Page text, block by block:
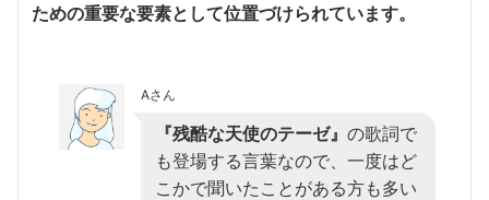
ための重要な要素として位置づけられています。
Aさん
『残酷な天使のテーゼ』 の歌詞で
も登場する言葉なので、一度はど
こかで聞いたことがある方も多い